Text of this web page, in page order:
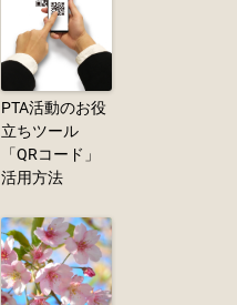
PTA活動のお役
立ちツール
「QRコード」
活用方法